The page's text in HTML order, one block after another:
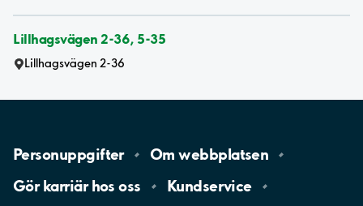
Lillhagsvägen 2-36, 5-35
Lillhagsvägen 2-36
Personuppgifter Omwebbplatsen
Gör karriär hososs
Kundservice